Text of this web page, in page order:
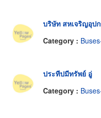
บริษัท สหเจริญอุป
Category :
ประทีปมีทรัพย์ อู่
Category :